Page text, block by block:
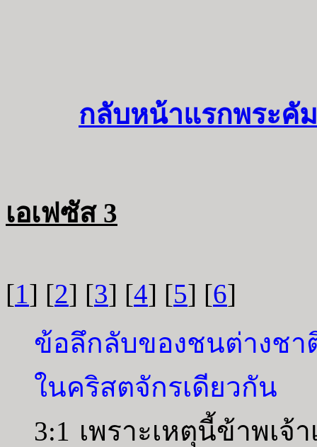
กลับหน้าแรกพระคั
เอเฟซัส 3
[1] [2] [3] [4] [5] [6]
ข้อลึกลับของชนต่างชา
ในคริสตจักรเดียวกัน
3:1 เพราะเหตุนี้ข้าพเจ้